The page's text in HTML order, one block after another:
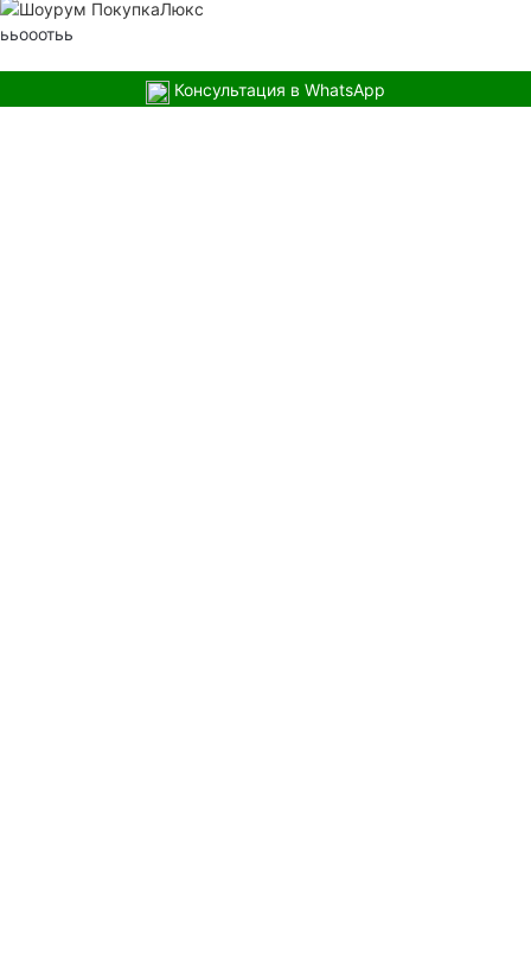
ььооотьь
Консультация в WhatsApp